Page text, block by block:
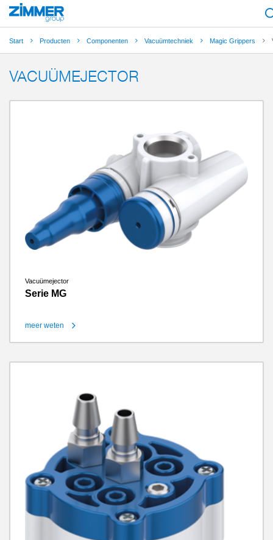
Start Producten Componenten Vacuümtechniek Magic Grippers
VACUÜMEJECTOR
Vacuümejector
Serie MG
meer weten